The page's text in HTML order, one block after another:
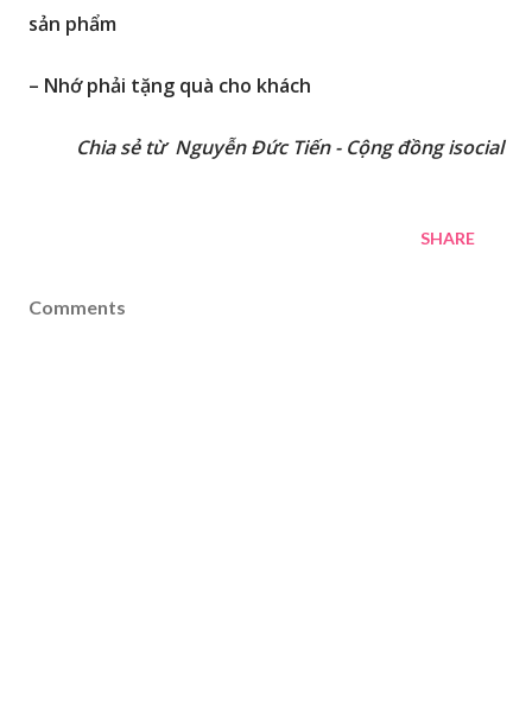
sản phẩm
– Nhớ phải tặng quà cho khách
Chia sẻ từ Nguyễn Đức Tiến - Cộng đồng isocial
SHARE
Comments